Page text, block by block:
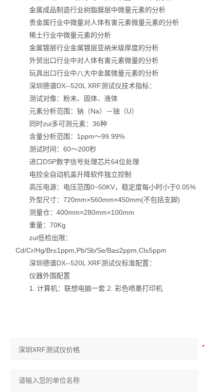
金属成品制造行业树脂膜层中微量元素的分析
贵金属行业中微量对人体有害元素微量元素的分析
稀土行业中微量元素的分析
金属镀层行业金属镀层亚纳米级厚度的分析
外贸出口行业中对人体有害元素微量的分析
玩具出口行业中八大中金属微量元素的分析
深圳德谱DX--520L XRF测试仪技术指标：
测试对像：粉未、固体、液体
元素分析范围：钠（Na）－铀（U）
同时zui多可测元素：36种
含量分析范围：1ppm～99.99%
测试时间：60～200秒
进口DSP数字信号处理芯片64位处理
电控全自动机盖升降软件独立控制
高压电源：电压范围0~50KV，稳定度每小时小于0.05%
外型尺寸：720mm×560mm×450mm(不包括支脚)
测量仓：400mm×280mm×100mm
重量：70Kg
zui低检出限：
Cd/Cr/Hg/Br≤1ppm,Pb/Sb/Se/Ba≤2ppm,Cl≤5ppm
深圳德谱DX--520L XRF测试仪标准配置：
仪器外围配置
1. 计算机：联想电脑一套 2. 彩色喷墨打印机